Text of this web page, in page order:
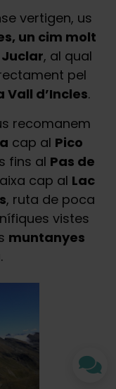
vertigen, us
un cim molt
, al qual
pel
Vall d’Incles.
recomanem
cap al Pico
fins al Pas de
cap al Lac
, ruta de poca
vistes
muntanyes
.